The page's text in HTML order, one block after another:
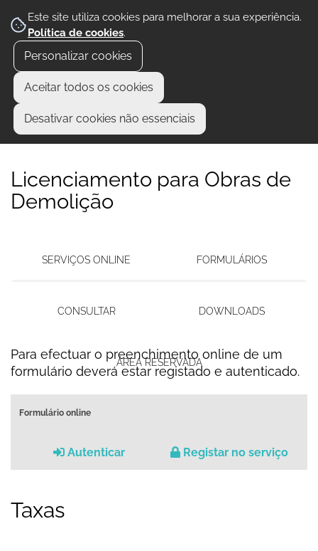
Este site utiliza cookies para melhorar a sua experiência.
Política de cookies.
Personalizar cookies
Aceitar todos os cookies
Desativar cookies não essenciais
Licenciamento para Obras de
Demolição
SERVIÇOS ONLINE FORMULÁRIOS
CONSULTAR DOWNLOADS
ÁREA RESERVADA
Para efectuar o preenchimento online de um
formulário deverá estar registado e autenticado.
Formulário online
Autenticar Registar no serviço
Taxas